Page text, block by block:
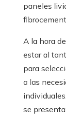
paneles
A la hora
estar al
para
a las
se